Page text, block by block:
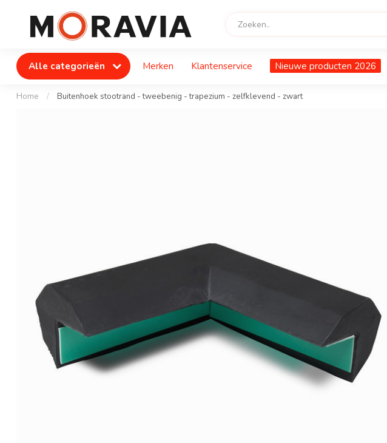
Alle categorieën Merken Klantenservice Nieuwe producten 2026
Home / Buitenhoek stootrand - tweebenig - trapezium - zelfklevend - zwart